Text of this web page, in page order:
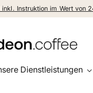
Instruktion im Wert von
Dienstleistungen